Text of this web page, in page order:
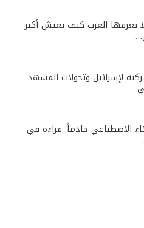
يعرفها العرب كيف يعيش أكبر
لإسرائيل وتحولات المشهد
الاصطناعي خادماً: قراءة في